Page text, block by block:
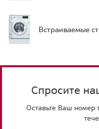
Встраиваемые
Спросите
Оставьте Ваш номер